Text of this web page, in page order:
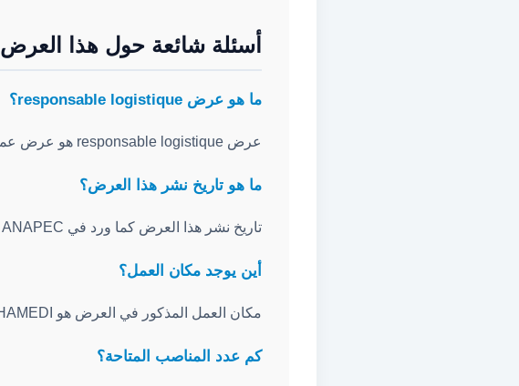
أسئلة شائعة حول هذا العرض
ما هو عرض responsable logistique؟
عرض responsable logistique هو عرض عمل لمنصب Responsable Logistique منشور عبر ANAPEC.
ما هو تاريخ نشر هذا العرض؟
تاريخ نشر هذا العرض كما ورد في ANAPEC هو 07/05/2026.
أين يوجد مكان العمل؟
مكان العمل المذكور في العرض هو CASA-AIN SEBAA HAY MOHAMEDI.
كم عدد المناصب المتاحة؟